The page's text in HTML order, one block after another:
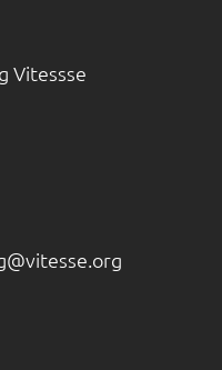
Vitessse